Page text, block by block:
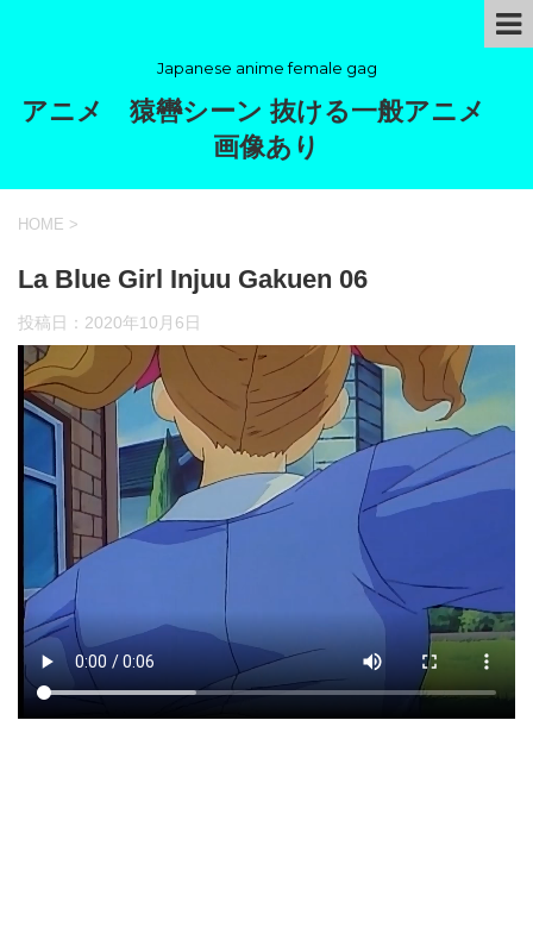
Japanese anime female gag
アニメ 猿轡シーン 抜ける一般アニメ
画像あり
HOME >
La Blue Girl Injuu Gakuen 06
投稿日： 2020年10月6日